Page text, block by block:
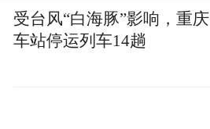
受台风“白海豚”影响，重庆
车站停运列车14趟